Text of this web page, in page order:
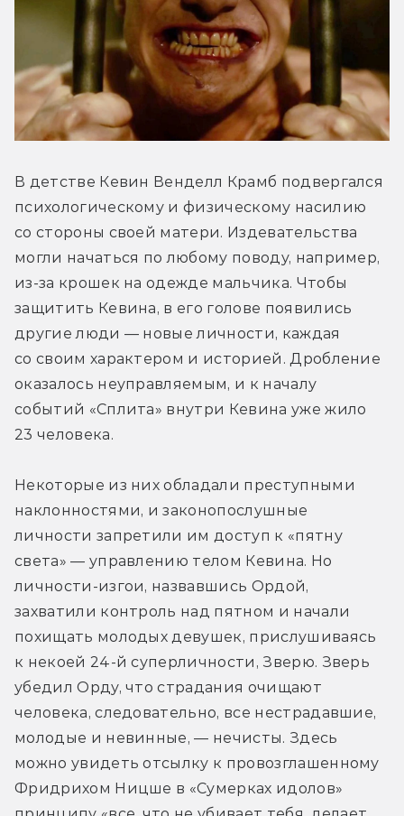
В детстве Кевин Венделл Крамб подвергался
психологическому и физическому насилию
со стороны своей матери. Издевательства
могли начаться по любому поводу, например,
из-за крошек на одежде мальчика. Чтобы
защитить Кевина, в его голове появились
другие люди — новые личности, каждая
со своим характером и историей. Дробление
оказалось неуправляемым, и к началу
событий «Сплита» внутри Кевина уже жило
23 человека.
Некоторые из них обладали преступными
наклонностями, и законопослушные
личности запретили им доступ к «пятну
света» — управлению телом Кевина. Но
личности-изгои, назвавшись Ордой,
захватили контроль над пятном и начали
похищать молодых девушек, прислушиваясь
к некоей 24-й суперличности, Зверю. Зверь
убедил Орду, что страдания очищают
человека, следовательно, все нестрадавшие,
молодые и невинные, — нечисты. Здесь
можно увидеть отсылку к провозглашенному
Фридрихом Ницше в «Сумерках идолов»